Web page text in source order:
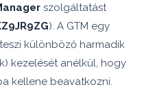
szolgáltatást
). A GTM egy
különböző harmadik
kezelését anélkül, hogy
kellene beavatkozni.